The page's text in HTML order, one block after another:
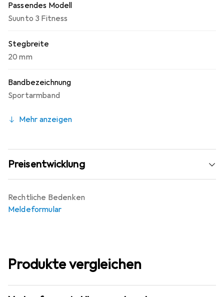
Passendes Modell
Suunto 3 Fitness
Stegbreite
20 mm
Bandbezeichnung
Sportarmband
Mehr anzeigen
Preisentwicklung
Rechtliche Bedenken
Meldeformular
Produkte vergleichen